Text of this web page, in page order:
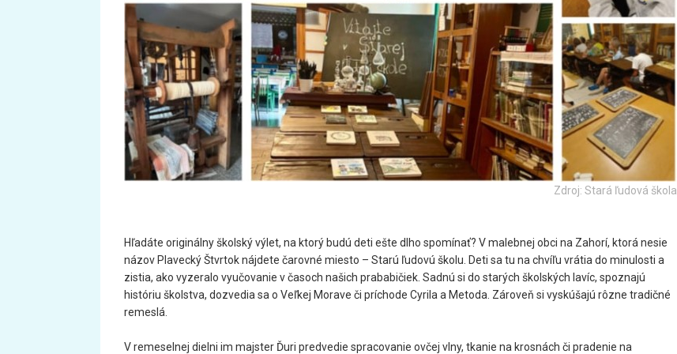
Zdroj: Stará ľudová škola
Hľadáte originálny školský výlet, na ktorý budú deti ešte dlho spomínať? V malebnej obci na Zahorí, ktorá nesie
názov Plavecký Štvrtok nájdete čarovné miesto – Starú ľudovú školu. Deti sa tu na chvíľu vrátia do minulosti a
zistia, ako vyzeralo vyučovanie v časoch našich prababičiek. Sadnú si do starých školských lavíc, spoznajú
históriu školstva, dozvedia sa o Veľkej Morave či príchode Cyrila a Metoda. Zároveň si vyskúšajú rôzne tradičné
remeslá.
V remeselnej dielni im majster Ďuri predvedie spracovanie ovčej vlny, tkanie na krosnách či pradenie na